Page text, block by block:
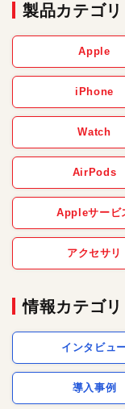
製品カテゴリ
Apple
iPhone
Watch
AirPods
Appleサービ
アクセサリ
情報カテゴリ
インタビュ
導入事例